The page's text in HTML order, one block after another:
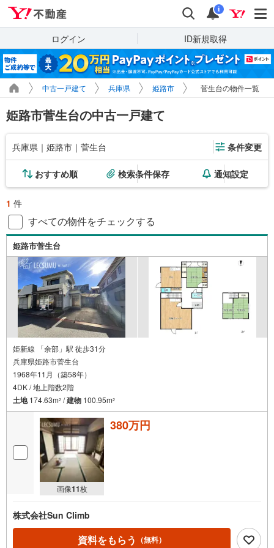
検索 通知
i
ログイン ID新規取得
中古一戸建て 兵庫県 姫路市 菅生台の物件一覧
姫路市菅生台の中古一戸建て
兵庫県｜姫路市｜菅生台 条件変更
おすすめ順 検索条件保存 通知設定
1 件
すべての物件をチェックする
姫路市菅生台
姫新線 「余部」駅 徒歩31分
兵庫県姫路市菅生台
1968年11月（築58年）
4DK / 地上階数2階
土地174.63m2 /建物 100.95m2
画像11枚
380万円
株式会社Sun Climb
資料をもらう （無料）